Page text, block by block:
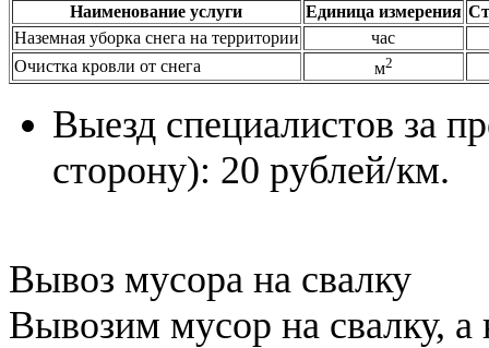
Наименование услуги Единица измерения
Наземная уборка снега на территории
час
Очистка кровли от снега
м2
Выезд специалистов за
сторону): 20 рублей/км.
Вывоз мусора на свалку
Вывозим мусор на свалку,